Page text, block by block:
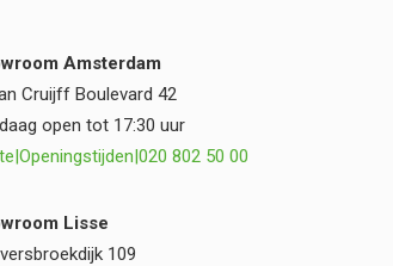
Amsterdam
Cruijff Boulevard 42
open tot 17:30 uur
|Openingstijden|020 802 50 00
Lisse
109